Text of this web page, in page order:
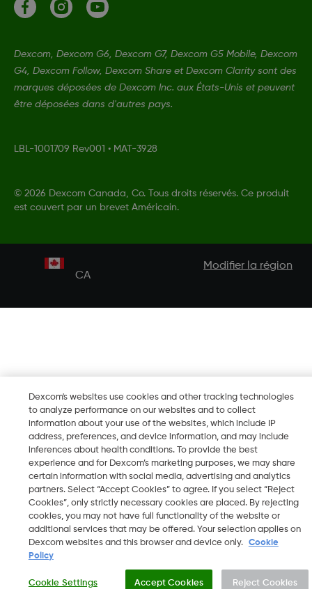
Dexcom, Dexcom G6, Dexcom G7, Dexcom G5 Mobile, Dexcom
G4, Dexcom Follow, Dexcom Share et Dexcom Clarity sont des
marques déposées de Dexcom Inc. aux États-Unis et peuvent
être déposées dans d'autres pays.
LBL-1001709 Rev001 • MAT-3928
© 2026 Dexcom Canada, Co. Tous droits réservés. Ce produit
est couvert par un brevet Américain.
CA
Modifier la région
Dexcom's websites use cookies and other tracking technologies
to analyze performance on our websites and to collect
information about your use of the websites, which include IP
address, preferences, and device information, and may include
inferences about health conditions. To provide the best
experience and for Dexcom’s marketing purposes, we may share
certain information with social media, advertising and analytics
partners. Select “Accept Cookies” to agree. If you select “Reject
Cookies”, only strictly necessary cookies are placed. By rejecting
cookies, you may not have full functionality of the website or
additional services that may be offered. Your selection applies on
Dexcom websites and this browser and device only.
Cookie
Policy
Cookie Settings Reject Cookies
Accept Cookies